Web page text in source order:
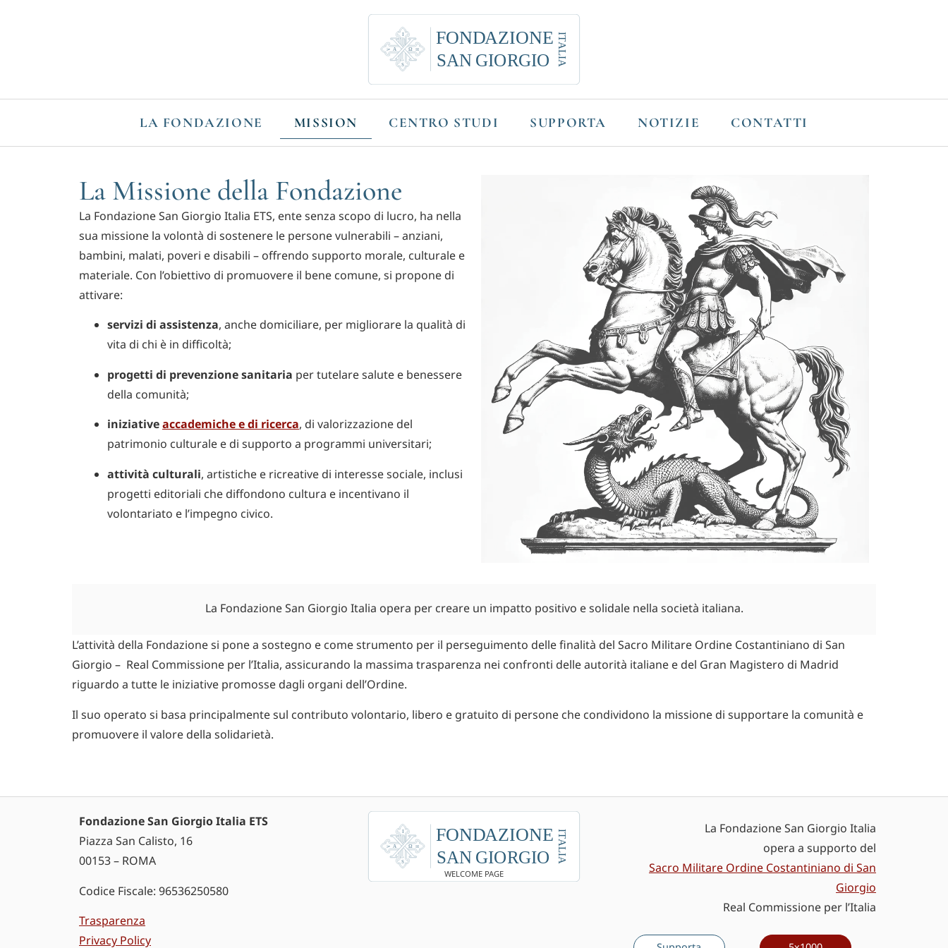
LA FONDAZIONE MISSION CENTRO STUDI SUPPORTA NOTIZIE CONTATTI
La Missione della Fondazione
La Fondazione San Giorgio Italia ETS, ente senza scopo di lucro, ha nella
sua missione la volontà di sostenere le persone vulnerabili – anziani,
bambini, malati, poveri e disabili – offrendo supporto morale, culturale e
materiale. Con l’obiettivo di promuovere il bene comune, si propone di
attivare:
servizi di assistenza, anche domiciliare, per migliorare la qualità di
vita di chi è in difficoltà;
progetti di prevenzione sanitaria per tutelare salute e benessere
della comunità;
iniziativeaccademiche e di ricerca, di valorizzazione del
patrimonio culturale e di supporto a programmi universitari;
attività culturali, artistiche e ricreative di interesse sociale, inclusi
progetti editoriali che diffondono cultura e incentivano il
volontariato e l’impegno civico.
La Fondazione San Giorgio Italia opera per creare un impatto positivo e solidale nella società italiana.
L’attività della Fondazione si pone a sostegno e come strumento per il perseguimento delle finalità del Sacro Militare Ordine Costantiniano di San
Giorgio – Real Commissione per l’Italia, assicurando la massima trasparenza nei confronti delle autorità italiane e del Gran Magistero di Madrid
riguardo a tutte le iniziative promosse dagli organi dell’Ordine.
Il suo operato si basa principalmente sul contributo volontario, libero e gratuito di persone che condividono la missione di supportare la comunità e
promuovere il valore della solidarietà.
Fondazione San Giorgio Italia ETS
Piazza San Calisto, 16
00153 – ROMA
Codice Fiscale: 96536250580
Trasparenza
Privacy Policy
WELCOME PAGE
La Fondazione San Giorgio Italia
opera a supporto del
Sacro Militare Ordine Costantiniano di San
Giorgio
Real Commissione per l’Italia